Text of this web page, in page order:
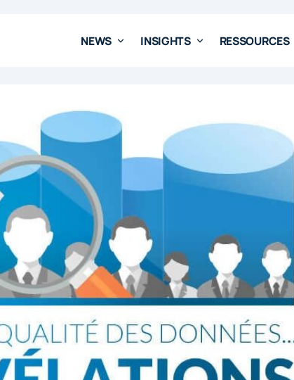
NEWS INSIGHTS RESSOURCES